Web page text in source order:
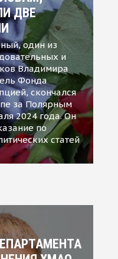
ДВЕ
один из
и
Владимира
Фонда
скончался
за Полярным
2024 года. Он
по
статей